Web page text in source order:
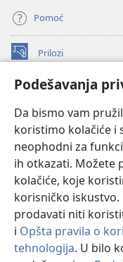
Podešavanja
Da bismo vam
koristimo kolačiće i
neophodni za
ih otkazati. Možete
kolačiće, koje
korisničko
prodavati niti
i Opšta pravila o
tehnologija. U bilo
Pomoć
Prilozi
(otvara
prozor)ONLAJN
novi
prozor)JW Hub®
(otvara
novi
prozor)
®
Watchtower Library